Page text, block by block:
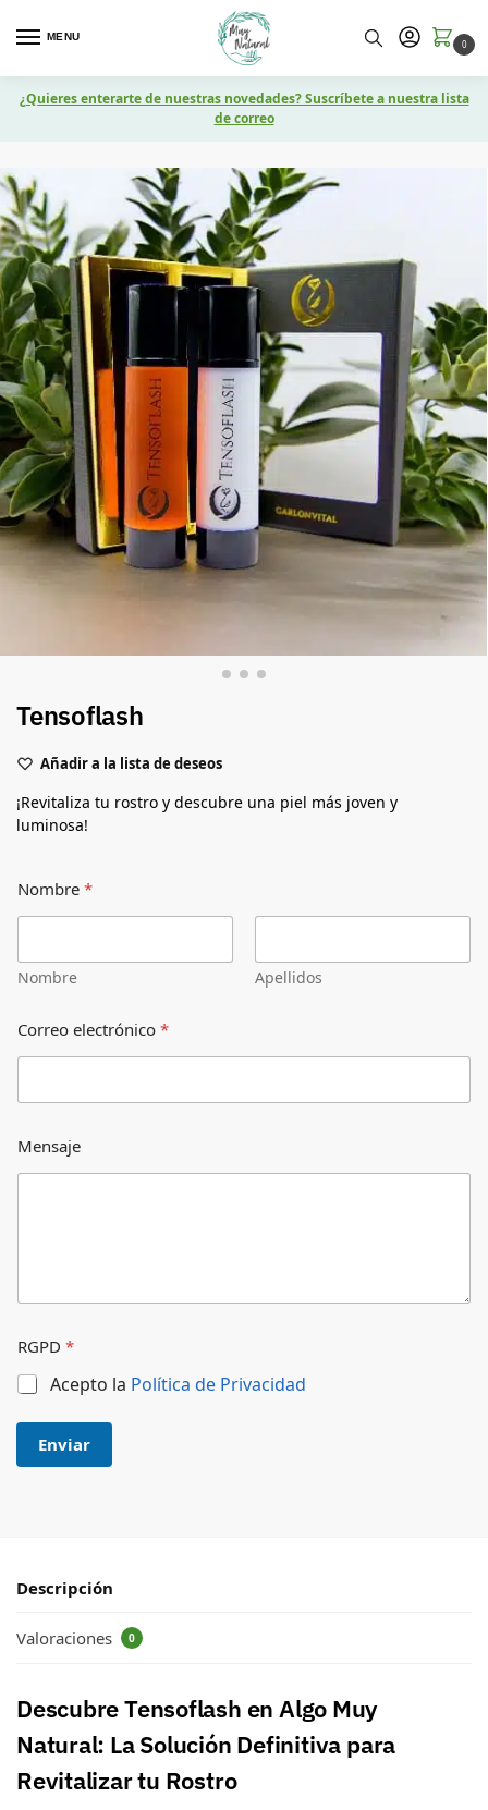
MENU
0
¿Quieres enterarte de nuestras novedades? Suscríbete a nuestra lista
de correo
Tensoflash
Añadir a la lista de deseos
¡Revitaliza tu rostro y descubre una piel más joven y
luminosa!
Nombre *
Nombre Apellidos
Correo electrónico *
Mensaje
RGPD *
Acepto la Política de Privacidad
Enviar
Descripción
Valoraciones 0
Descubre Tensoflash en Algo Muy
Natural: La Solución Definitiva para
Revitalizar tu Rostro